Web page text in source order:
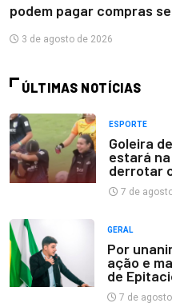
podem pagar compras
3 de agosto de 2026
ÚLTIMAS NOTÍCIAS
ESPORTE
Goleira
estará na
derrotar
7 de
GERAL
Por
ação e
de
7 de